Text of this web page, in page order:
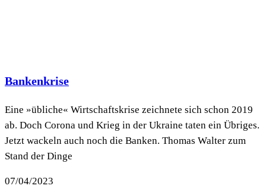
Bankenkrise
Eine »übliche« Wirtschaftskrise zeichnete sich schon 2019
ab. Doch Corona und Krieg in der Ukraine taten ein Übriges.
Jetzt wackeln auch noch die Banken. Thomas Walter zum
Stand der Dinge
07/04/2023